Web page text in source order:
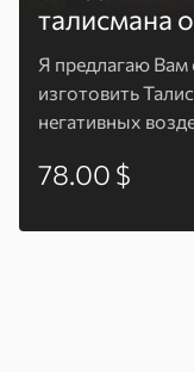
Вы
Эта услуга
по следующим
достижению
—
талисмана
Я предлагаю Вам
изготовить
негативных
78.00 $